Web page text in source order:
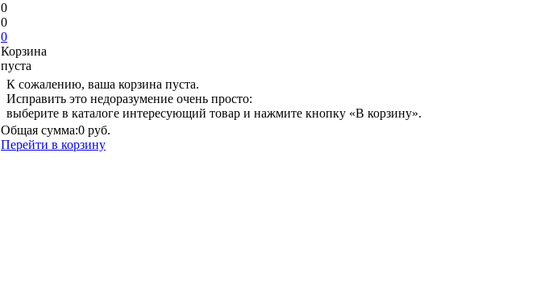
0
0
0
Корзина
пуста
К сожалению, ваша корзина пуста.
Исправить это недоразумение очень просто:
выберите в каталоге интересующий товар и нажмите кнопку «В корзину».
Общая сумма:0 руб.
Перейти в корзину